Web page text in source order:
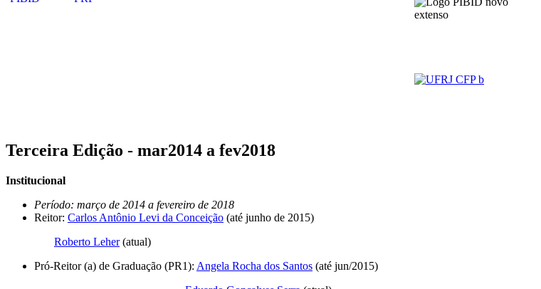
Terceira Edição - mar2014 a fev2018
Institucional
Período: março de 2014 a fevereiro de 2018
Reitor: Carlos Antônio Levi da Conceição (até junho de 2015)
Roberto Leher(atual)
Pró-Reitor (a) de Graduação (PR1): Angela Rocha dos Santos (até jun/2015)